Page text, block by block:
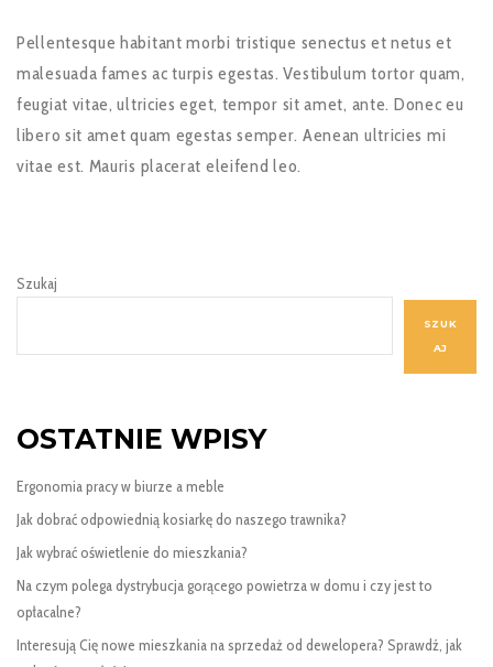
Pellentesque habitant morbi tristique senectus et netus et
malesuada fames ac turpis egestas. Vestibulum tortor quam,
feugiat vitae, ultricies eget, tempor sit amet, ante. Donec eu
libero sit amet quam egestas semper. Aenean ultricies mi
vitae est. Mauris placerat eleifend leo.
Szukaj
SZUK
AJ
OSTATNIE WPISY
Ergonomia pracy w biurze a meble
Jak dobrać odpowiednią kosiarkę do naszego trawnika?
Jak wybrać oświetlenie do mieszkania?
Na czym polega dystrybucja gorącego powietrza w domu i czy jest to
opłacalne?
Interesują Cię nowe mieszkania na sprzedaż od dewelopera? Sprawdź, jak